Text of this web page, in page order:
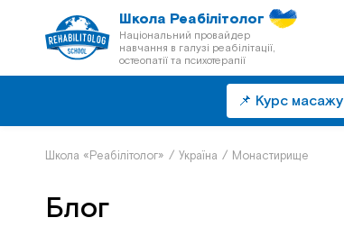
Школа Реабілітолог
Національний провайдер
навчання в галузі реабілітації,
остеопатії та психотерапії
📌 Курс масажу
Школа «Реабілітолог» / Україна / Монастирище
Блог